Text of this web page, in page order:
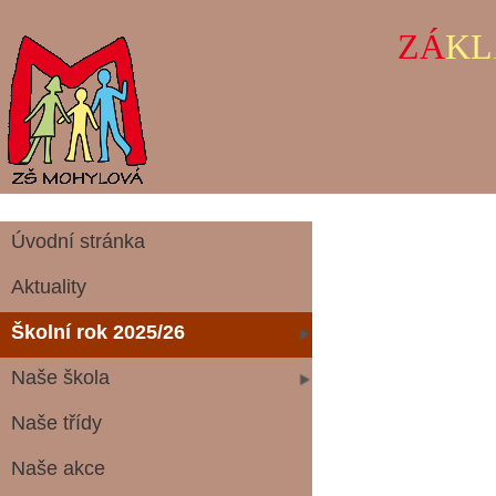
ZÁKL
Úvodní stránka
Aktuality
Školní rok 2025/26
Naše škola
Naše třídy
Naše akce